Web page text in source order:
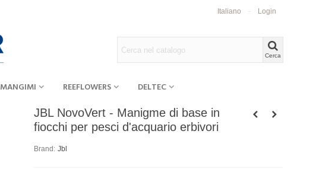
Italiano Login
Cerca
MANGIMI REEFLOWERS DELTEC
JBL NovoVert - Manigme di base in
fiocchi per pesci d'acquario erbivori
Brand: Jbl